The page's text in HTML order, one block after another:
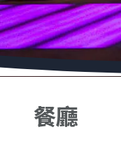
餐廳